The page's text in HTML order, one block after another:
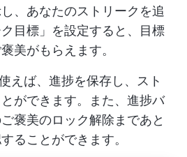
、あなたのストリークを追
目標」を設定すると、目標
美がもらえます。
えば、進捗を保存し、スト
ができます。また、進捗バ
褒美のロック解除まであと
ることができます。